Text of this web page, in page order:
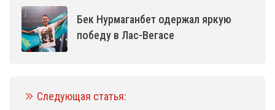
Бек Нурмаганбет одержал яркую
победу в Лас-Вегасе
Следующая статья: